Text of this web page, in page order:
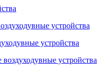
устройства
устройства
устройства